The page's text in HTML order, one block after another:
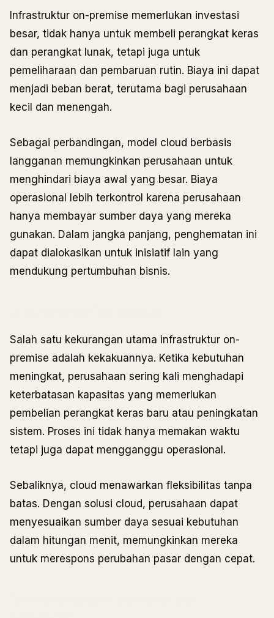
Infrastruktur on-premise memerlukan investasi
besar, tidak hanya untuk membeli perangkat keras
dan perangkat lunak, tetapi juga untuk
pemeliharaan dan pembaruan rutin. Biaya ini dapat
menjadi beban berat, terutama bagi perusahaan
kecil dan menengah.
Sebagai perbandingan, model cloud berbasis
langganan memungkinkan perusahaan untuk
menghindari biaya awal yang besar. Biaya
operasional lebih terkontrol karena perusahaan
hanya membayar sumber daya yang mereka
gunakan. Dalam jangka panjang, penghematan ini
dapat dialokasikan untuk inisiatif lain yang
mendukung pertumbuhan bisnis.
Salah satu kekurangan utama infrastruktur on-
premise adalah kekakuannya. Ketika kebutuhan
meningkat, perusahaan sering kali menghadapi
keterbatasan kapasitas yang memerlukan
pembelian perangkat keras baru atau peningkatan
sistem. Proses ini tidak hanya memakan waktu
tetapi juga dapat mengganggu operasional.
Sebaliknya, cloud menawarkan fleksibilitas tanpa
batas. Dengan solusi cloud, perusahaan dapat
menyesuaikan sumber daya sesuai kebutuhan
dalam hitungan menit, memungkinkan mereka
untuk merespons perubahan pasar dengan cepat.